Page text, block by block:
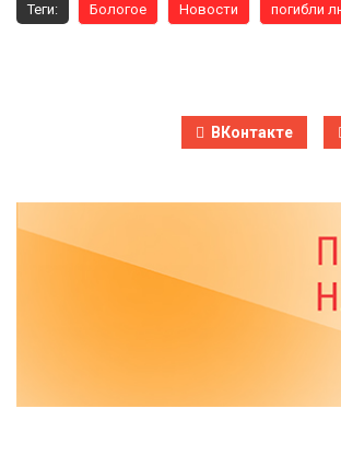
Теги: Бологое Новости погибли
ВКонтакте